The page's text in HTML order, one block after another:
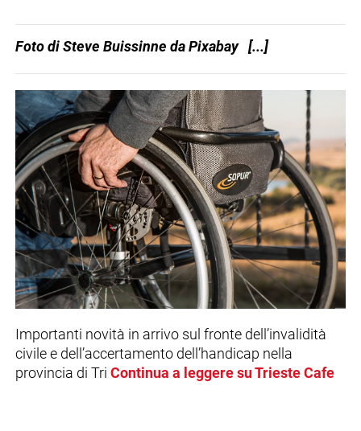
Foto di Steve Buissinne da Pixabay [...]
Importanti novità in arrivo sul fronte dell’invalidità
civile e dell’accertamento dell’handicap nella
provincia di Tri Continua a leggere su Trieste Cafe